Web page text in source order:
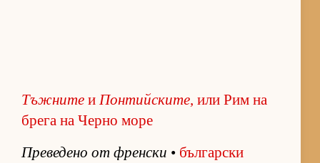
Тъжните и Понтийските, или Рим на
брега на Черно море
Пре­ве­дено от френ­ски • бъл­гар­ски